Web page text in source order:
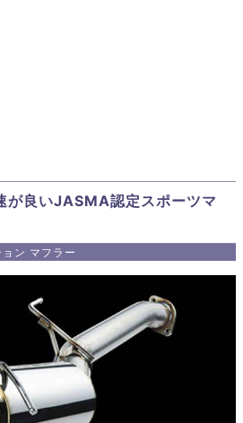
が良いJASMA認定スポーツマ
ン マフラー